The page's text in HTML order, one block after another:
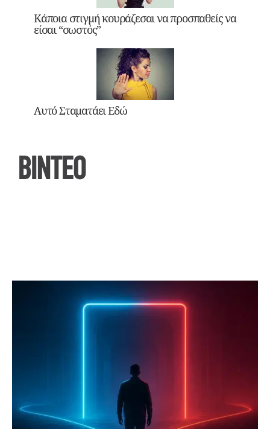
Κάποια στιγμή κουράζεσαι να προσπαθείς να
είσαι “σωστός”
Αυτό Σταματάει Εδώ
ΒΙΝΤΕΟ